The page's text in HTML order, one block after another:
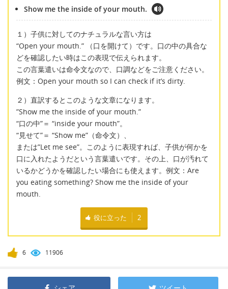
Show me the inside of your mouth.
１）子供に対してのナチュラルな言い方は
“Open your mouth.” （口を開けて）です。口の中の具合な
どを確認したい時はこの表現で伝えられます。
この言葉遣いは命令文なので、口調などをご注意ください。
例文：Open your mouth so I can check if it’s dirty.
２）直訳するとこのような文章になります。
”Show me the inside of your mouth.”
“口の中”＝ “inside your mouth”。
“見せて”＝ “Show me”（命令文）、
または”Let me see”。このように表現すれば、子供が何かを
口に入れたようだという言葉遣いです。その上、口が汚れて
いるかどうかを確認したい場合にも使えます。例文：Are
you eating something? Show me the inside of your
mouth.
役に立った 2
6 11906